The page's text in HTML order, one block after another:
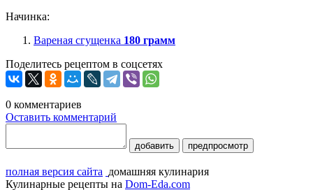
Начинка:
Вареная сгущенка 180 грамм
Поделитесь рецептом в соцсетях
0 комментариев
Оставить комментарий
добавить предпросмотр
полная версия сайта домашняя кулинария
Кулинарные рецепты на Dom-Eda.com